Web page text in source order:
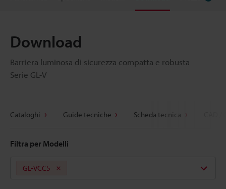
Download
Barriera luminosa di sicurezza compatta e robusta
Serie GL-V
Cataloghi Guide tecniche Scheda tecnica
Filtra per Modelli
GL-VCC5